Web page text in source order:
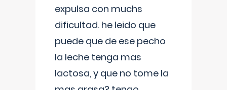
expulsa con muchs
dificultad. he leido que
puede que de ese pecho
la leche tenga mas
lactosa, y que no tome la